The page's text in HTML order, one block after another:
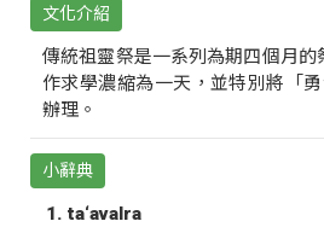
文化介紹
傳統祖靈祭是一系列為期四個月
作求學濃縮為一天，並特別將「
辦理。
小辭典
ta‘avalra